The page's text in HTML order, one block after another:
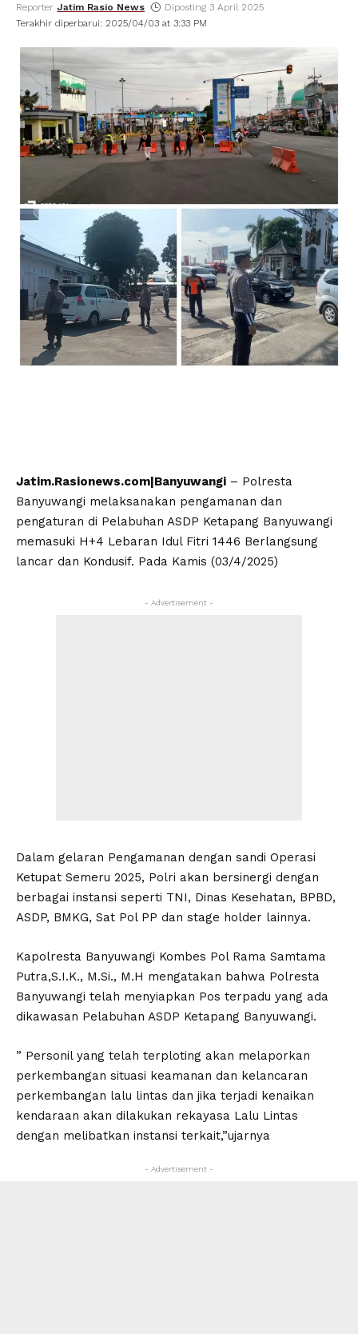
Terakhir diperbarui: 2025/04/03 at 3:33 PM
Reporter Jatim Rasio News Diposting 3 April 2025
Jatim.Rasionews.com|Banyuwangi – Polresta
Banyuwangi melaksanakan pengamanan dan
pengaturan di Pelabuhan ASDP Ketapang Banyuwangi
memasuki H+4 Lebaran Idul Fitri 1446 Berlangsung
lancar dan Kondusif. Pada Kamis (03/4/2025)
- Advertisement -
Dalam gelaran Pengamanan dengan sandi Operasi
Ketupat Semeru 2025, Polri akan bersinergi dengan
berbagai instansi seperti TNI, Dinas Kesehatan, BPBD,
ASDP, BMKG, Sat Pol PP dan stage holder lainnya.
Kapolresta Banyuwangi Kombes Pol Rama Samtama
Putra,S.I.K., M.Si., M.H mengatakan bahwa Polresta
Banyuwangi telah menyiapkan Pos terpadu yang ada
dikawasan Pelabuhan ASDP Ketapang Banyuwangi.
” Personil yang telah terploting akan melaporkan
perkembangan situasi keamanan dan kelancaran
perkembangan lalu lintas dan jika terjadi kenaikan
kendaraan akan dilakukan rekayasa Lalu Lintas
dengan melibatkan instansi terkait,”ujarnya
- Advertisement -